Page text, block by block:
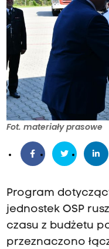
Fot. materiały prasowe
Program
jednostek OSP
czasu z budżetu
przeznaczono